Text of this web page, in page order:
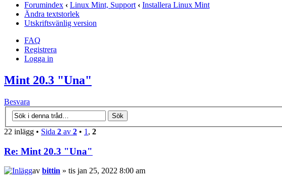
Forumindex ‹ Linux Mint, Support ‹ Installera Linux Mint
Ändra textstorlek
Utskriftsvänlig version
FAQ
Registrera
Logga in
Mint 20.3 "Una"
Besvara
22 inlägg • Sida 2 av 2 • 1 , 2
Re: Mint 20.3 "Una"
av bittin » tis jan 25, 2022 8:00 am